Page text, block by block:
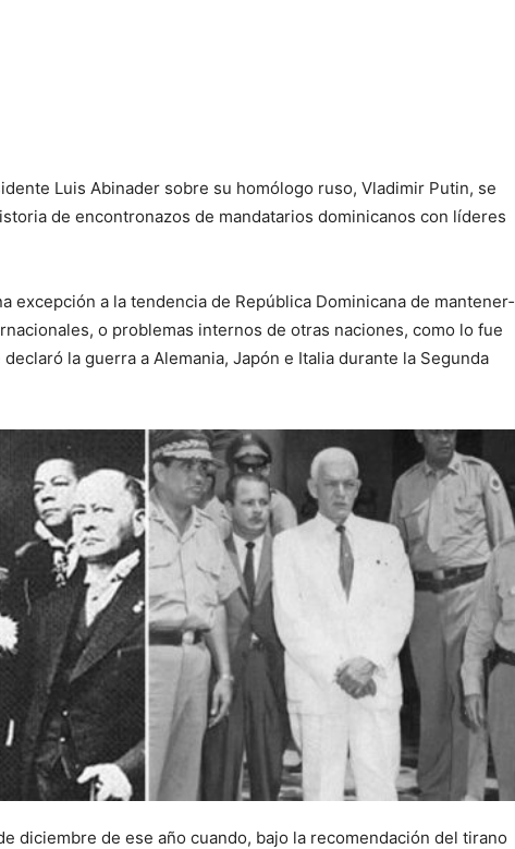
Luis Abinader sobre su homólogo ruso, Vladimir Putin, se
de encontronazos de mandatarios dominicanos con líderes
excepción a la tendencia de República Dominicana de mantener­
o pro­blemas internos de otras naciones, como lo fue
la guerra a Ale­mania, Japón e Italia du­rante la Segunda
diciembre de ese año cuando, bajo la recomendación del tirano